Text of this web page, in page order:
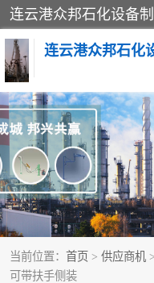
连云港众邦石化
当前位置： 首页 > 供应商机 >
可带扶手侧装
鹤管
底部装卸鹤管
液氨鹤管
鹤管配件